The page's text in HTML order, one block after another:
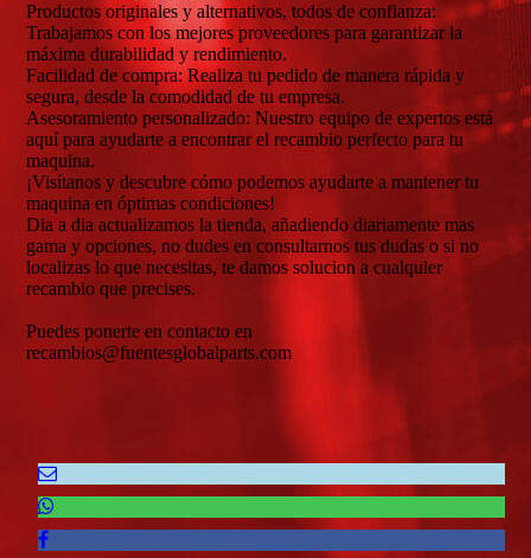
Productos originales y alternativos, todos de confianza:
Trabajamos con los mejores proveedores para garantizar la
máxima durabilidad y rendimiento.
Facilidad de compra: Realiza tu pedido de manera rápida y
segura, desde la comodidad de tu empresa.
Asesoramiento personalizado: Nuestro equipo de expertos está
aquí para ayudarte a encontrar el recambio perfecto para tu
maquina.
¡Visítanos y descubre cómo podemos ayudarte a mantener tu
maquina en óptimas condiciones!
Dia a dia actualizamos la tienda, añadiendo diariamente mas
gama y opciones, no dudes en consultarnos tus dudas o si no
localizas lo que necesitas, te damos solucion a cualquier
recambio que precises.
Puedes ponerte en contacto en
recambios@fuentesglobalparts.com